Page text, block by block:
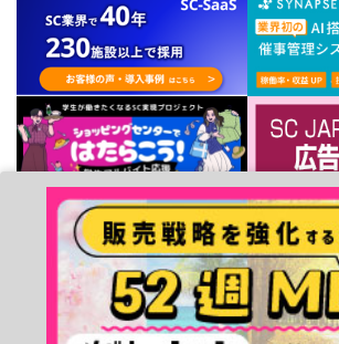
個人情報保護方針